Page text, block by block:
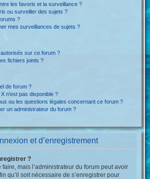
les favoris et la surveillance ?
ou surveiller des sujets ?
?
mes surveillances de sujets ?
sur ce forum ?
fichiers joints ?
de forum ?
n’est pas disponible ?
ou les questions légales concernant ce forum ?
un administrateur du forum ?
et d’enregistrement
?
mais l’administrateur du forum peut avoir
qu’il soit nécessaire de s’enregistrer pour